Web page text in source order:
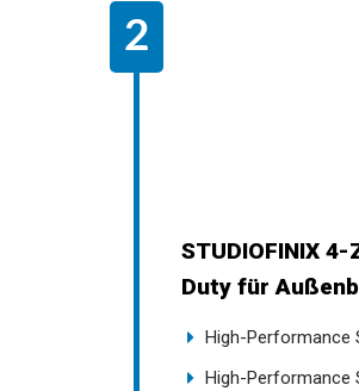
STUDIOFINIX
Duty für
High-Performance
High-Performance